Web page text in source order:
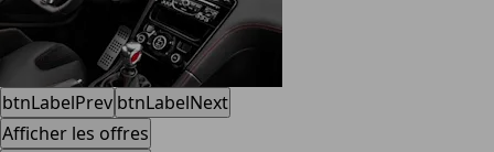
btnLabelPrev btnLabelNext
Afficher les offres